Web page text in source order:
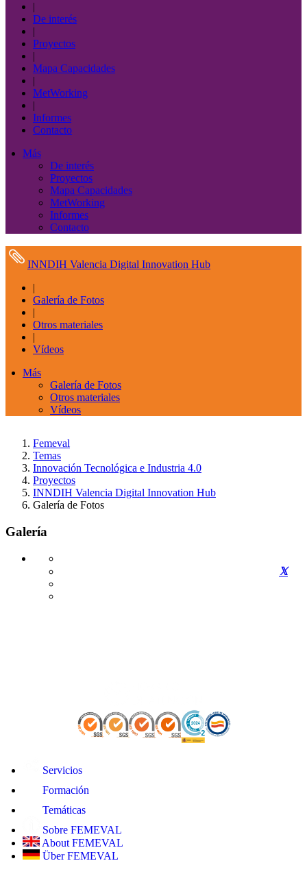
|
De interés
|
Proyectos
|
Mapa Capacidades
|
MetWorking
|
Informes
Contacto
Más
De interés
Proyectos
Mapa Capacidades
MetWorking
Informes
Contacto
INNDIH Valencia Digital Innovation Hub
|
Galería de Fotos
|
Otros materiales
|
Vídeos
Más
Galería de Fotos
Otros materiales
Vídeos
Femeval
Temas
Innovación Tecnológica e Industria 4.0
Proyectos
INNDIH Valencia Digital Innovation Hub
Galería de Fotos
Galería
Servicios
Formación
Temáticas
Sobre FEMEVAL
About FEMEVAL
Über FEMEVAL